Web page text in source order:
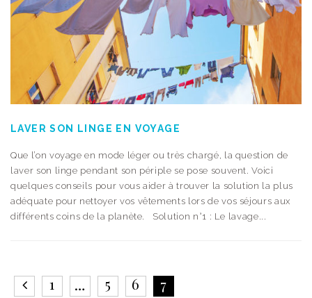
LAVER SON LINGE EN VOYAGE
Que l’on voyage en mode léger ou très chargé, la question de
laver son linge pendant son périple se pose souvent. Voici
quelques conseils pour vous aider à trouver la solution la plus
adéquate pour nettoyer vos vêtements lors de vos séjours aux
différents coins de la planète. Solution n°1 : Le lavage...
1 … 5 6 7